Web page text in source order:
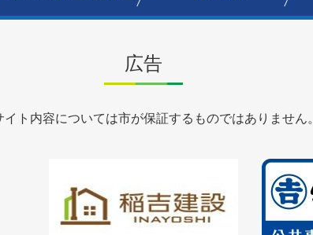
広告
ト内容については市が保証するものではありません。
の
1
枚
目
の